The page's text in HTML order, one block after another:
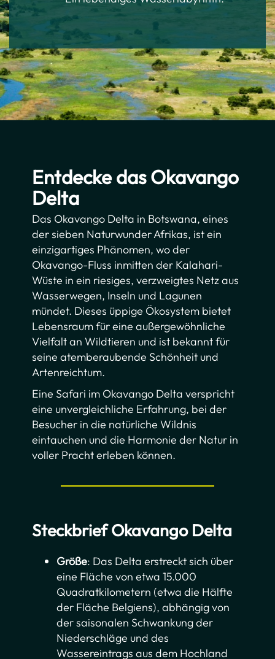
Entdecke das Okavango
Delta
Das Okavango Delta in Botswana, eines
der sieben Naturwunder Afrikas, ist ein
einzigartiges Phänomen, wo der
Okavango-Fluss inmitten der Kalahari-
Wüste in ein riesiges, verzweigtes Netz aus
Wasserwegen, Inseln und Lagunen
mündet. Dieses üppige Ökosystem bietet
Lebensraum für eine außergewöhnliche
Vielfalt an Wildtieren und ist bekannt für
seine atemberaubende Schönheit und
Artenreichtum.
Eine Safari im Okavango Delta verspricht
eine unvergleichliche Erfahrung, bei der
Besucher in die natürliche Wildnis
eintauchen und die Harmonie der Natur in
voller Pracht erleben können.
Steckbrief Okavango Delta
Größe: Das Delta erstreckt sich über
eine Fläche von etwa 15.000
Quadratkilometern (etwa die Hälfte
der Fläche Belgiens), abhängig von
der saisonalen Schwankung der
Niederschläge und des
Wassereintrags aus dem Hochland